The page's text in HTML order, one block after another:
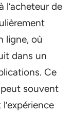
l’acheteur de
ligne, où
dans un
Ce
souvent